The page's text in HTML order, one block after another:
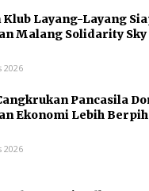
Klub Layang-Layang
Malang Solidarity Sky
2026
Pancasila
Ekonomi Lebih
2026